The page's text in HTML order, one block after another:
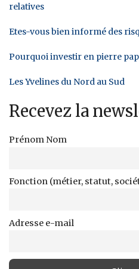
relatives
Etes-vous bien informé des
Pourquoi investir en pierre
Les Yvelines du Nord au Sud
Recevez la
Prénom Nom
Fonction (métier, statut,
Adresse e-mail